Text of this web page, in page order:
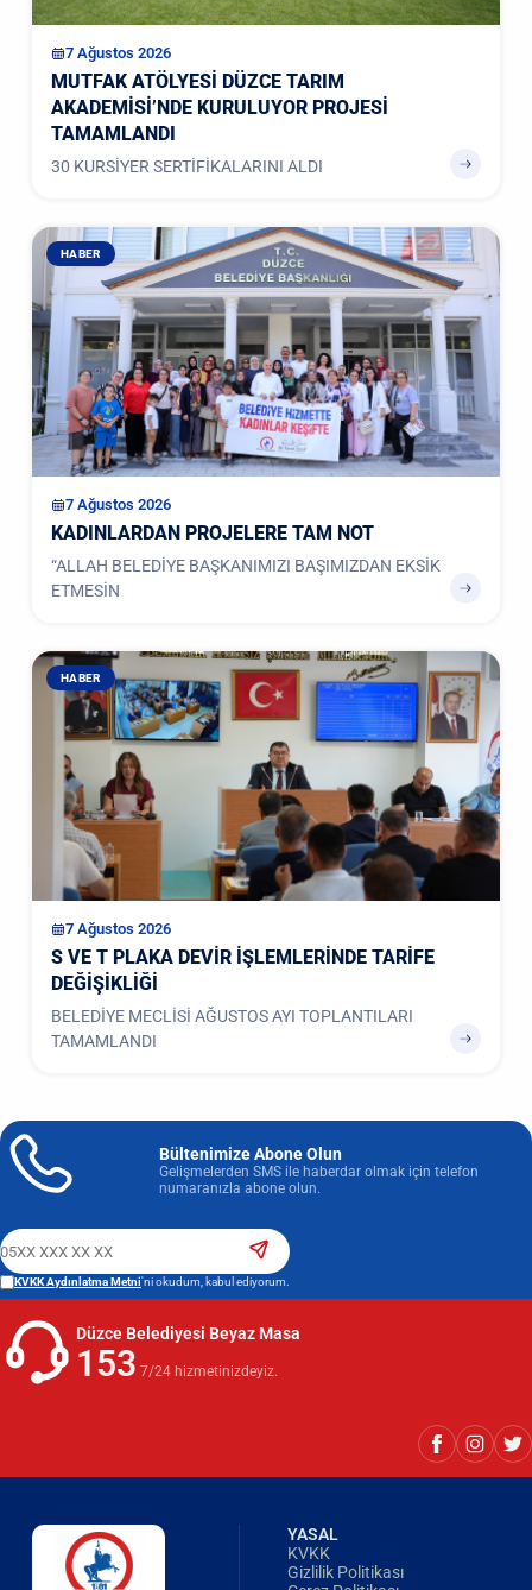
7 Ağustos 2026
MUTFAK ATÖLYESİ DÜZCE TARIM
AKADEMİSİ’NDE KURULUYOR PROJESİ
TAMAMLANDI
30 KURSİYER SERTİFİKALARINI ALDI
HABER
7 Ağustos 2026
KADINLARDAN PROJELERE TAM NOT
“ALLAH BELEDİYE BAŞKANIMIZI BAŞIMIZDAN EKSİK
ETMESİN
HABER
7 Ağustos 2026
S VE T PLAKA DEVİR İŞLEMLERİNDE TARİFE
DEĞİŞİKLİĞİ
BELEDİYE MECLİSİ AĞUSTOS AYI TOPLANTILARI
TAMAMLANDI
Bültenimize Abone Olun
Gelişmelerden SMS ile haberdar olmak için telefon
numaranızla abone olun.
KVKK Aydınlatma Metni'ni okudum, kabul ediyorum.
Düzce Belediyesi Beyaz Masa
153 7/24 hizmetinizdeyiz.
YASAL
KVKK
Gizlilik Politikası